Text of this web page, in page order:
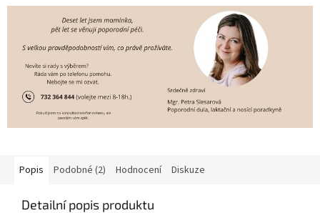
Popis Podobné (2) Hodnocení Diskuze
Detailní popis produktu